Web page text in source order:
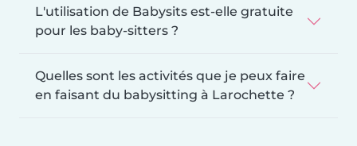
L'utilisation de Babysits est-elle gratuite
pour les baby-sitters ?
Quelles sont les activités que je peux faire
en faisant du babysitting à Larochette ?